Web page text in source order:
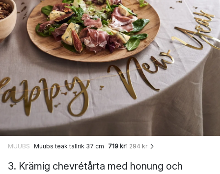
MUUBS Muubs teak tallrik 37 cm 719 kr1 294 kr
3. Krämig chevrétårta med honung och